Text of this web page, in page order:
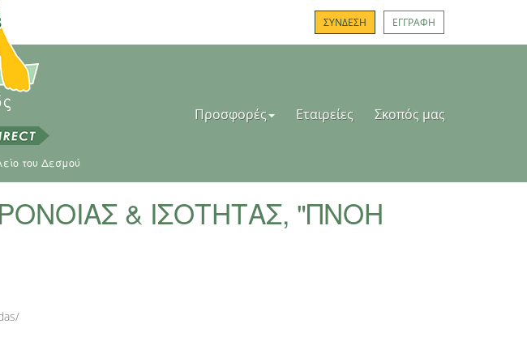
ΣΥΝΔΕΣΗ ΕΓΓΡΑΦΗ
Προσφορές Εταιρείες Σκοπός μας
του Δεσμού
& ΙΣΟΤΗΤΑΣ, "ΠΝΟΗ